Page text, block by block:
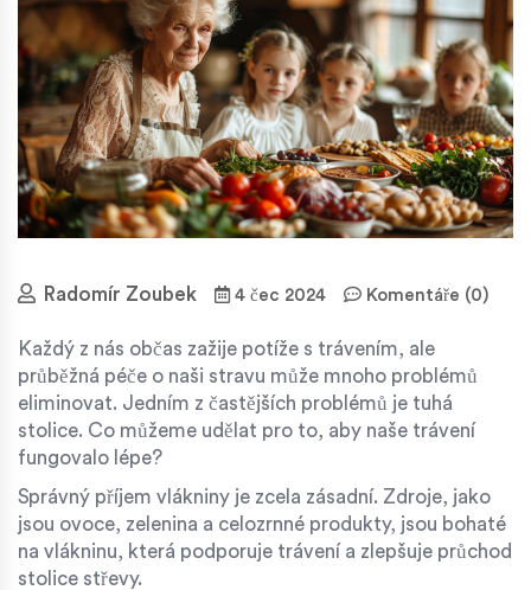
Radomír Zoubek 4 čec 2024 Komentáře (0)
Každý z nás občas zažije potíže s trávením, ale
průběžná péče o naši stravu může mnoho problémů
eliminovat. Jedním z častějších problémů je tuhá
stolice. Co můžeme udělat pro to, aby naše trávení
fungovalo lépe?
Správný příjem vlákniny je zcela zásadní. Zdroje, jako
jsou ovoce, zelenina a celozrnné produkty, jsou bohaté
na vlákninu, která podporuje trávení a zlepšuje průchod
stolice střevy.